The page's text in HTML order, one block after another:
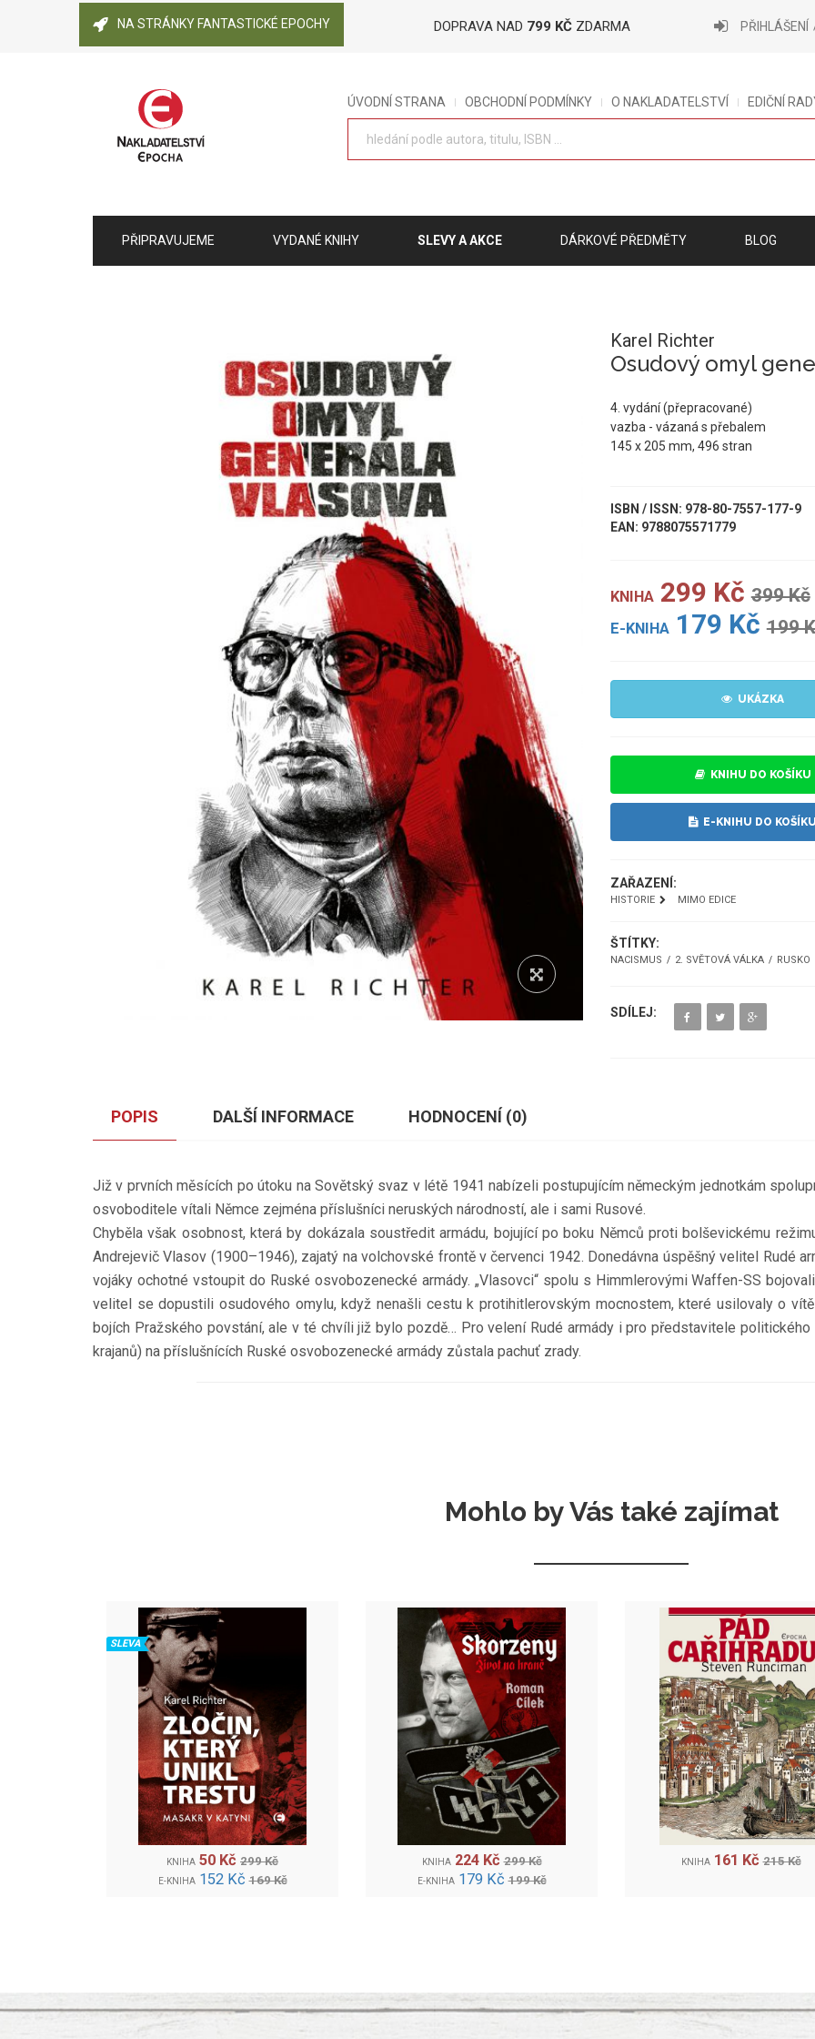
NA STRÁNKY FANTASTICKÉ EPOCHY DOPRAVA NAD 799 KČ ZDARMA PŘIHLÁŠENÍ
ÚVODNÍ STRANA OBCHODNÍ PODMÍNKY O NAKLADATELSTVÍ EDIČNÍ
PŘIPRAVUJEME VYDANÉ KNIHY SLEVY A AKCE DÁRKOVÉ PŘEDMĚTY BLOG
Karel Richter
Osudový omyl
4. vydání (přepracované)
vazba - vázaná s přebalem
145 x 205 mm, 496 stran
ISBN / ISSN: 978-80-7557-177-9
EAN: 9788075571779
KNIHA 299 Kč 399 Kč
E-KNIHA 179 Kč 199
UKÁZKA
KNIHU DO KOŠÍKU
E-KNIHU DO
ZAŘAZENÍ:
HISTORIE MIMO EDICE
ŠTÍTKY:
NACISMUS 2. SVĚTOVÁ VÁLKA RUSKO
SDÍLEJ:
POPIS DALŠÍ INFORMACE HODNOCENÍ (0)
Již v prvních měsících po útoku na Sovětský svaz v létě 1941 nabízeli postupujícím německým jednotkám
osvoboditele vítali Němce zejména příslušníci neruských národností, ale i sami Rusové.
Chyběla však osobnost, která by dokázala soustředit armádu, bojující po boku Němců proti bolševickému
Andrejevič Vlasov (1900–1946), zajatý na volchovské frontě v červenci 1942. Donedávna úspěšný velitel Rudé
vojáky ochotné vstoupit do Ruské osvobozenecké armády. „Vlasovci“ spolu s Himmlerovými Waffen-SS
velitel se dopustili osudového omylu, když nenašli cestu k protihitlerovským mocnostem, které usilovaly o
bojích Pražského povstání, ale v té chvíli již bylo pozdě… Pro velení Rudé armády i pro představitele
krajanů) na příslušnících Ruské osvobozenecké armády zůstala pachuť zrady.
Mohlo by Vás také zajímat
SLEVA
KNIHA 50 Kč 299 Kč
E-KNIHA 152 Kč 169 Kč
KNIHA 224 Kč 299 Kč
E-KNIHA 179 Kč 199 Kč
KNIHA 161 Kč 215 Kč